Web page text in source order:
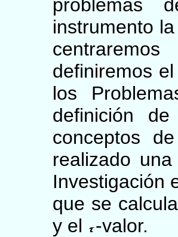
problemas
instrumento
definiremos
los
definición
conceptos
realizado
Investigación
que se
y el
-valor.